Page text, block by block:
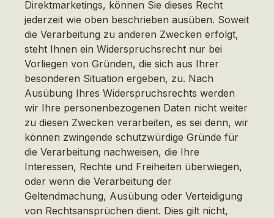
Direktmarketings, können Sie dieses Recht
jederzeit wie oben beschrieben ausüben. Soweit
die Verarbeitung zu anderen Zwecken erfolgt,
steht Ihnen ein Widerspruchsrecht nur bei
Vorliegen von Gründen, die sich aus Ihrer
besonderen Situation ergeben, zu. Nach
Ausübung Ihres Widerspruchsrechts werden
wir Ihre personenbezogenen Daten nicht weiter
zu diesen Zwecken verarbeiten, es sei denn, wir
können zwingende schutzwürdige Gründe für
die Verarbeitung nachweisen, die Ihre
Interessen, Rechte und Freiheiten überwiegen,
oder wenn die Verarbeitung der
Geltendmachung, Ausübung oder Verteidigung
von Rechtsansprüchen dient. Dies gilt nicht,